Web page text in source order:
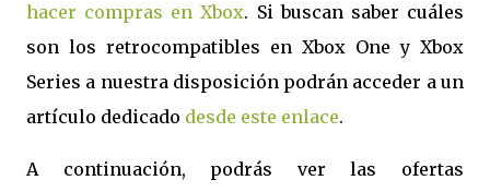
hacer compras en Xbox. Si buscan saber cuáles
son los retrocompatibles en Xbox One y Xbox
Series a nuestra disposición podrán acceder a un
artículo dedicado desde este enlace.
A continuación, podrás ver las ofertas